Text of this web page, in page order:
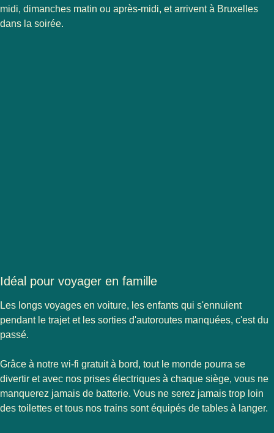
midi, dimanches matin ou après-midi, et arrivent à Bruxelles
dans la soirée.
Idéal pour voyager en famille
Les longs voyages en voiture, les enfants qui s'ennuient
pendant le trajet et les sorties d'autoroutes manquées, c'est du
passé.
Grâce à notre wi-fi gratuit à bord, tout le monde pourra se
divertir et avec nos prises électriques à chaque siège, vous ne
manquerez jamais de batterie. Vous ne serez jamais trop loin
des toilettes et tous nos trains sont équipés de tables à langer.